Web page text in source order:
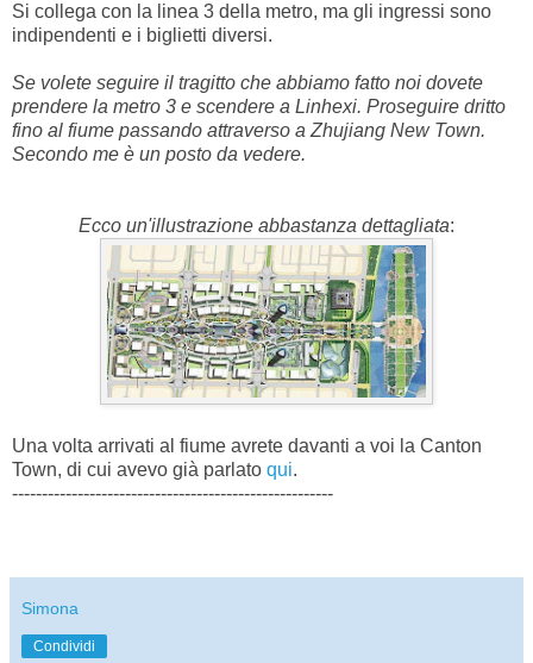
Si collega con la linea 3 della metro, ma gli ingressi sono
indipendenti e i biglietti diversi.
Se volete seguire il tragitto che abbiamo fatto noi dovete
prendere la metro 3 e scendere a Linhexi. Proseguire dritto
fino al fiume passando attraverso a Zhujiang New Town.
Secondo me è un posto da vedere.
Ecco un'illustrazione abbastanza dettagliata:
Una volta arrivati al fiume avrete davanti a voi la Canton
Town, di cui avevo già parlato qui.
------------------------------------------------------
Simona
Condividi